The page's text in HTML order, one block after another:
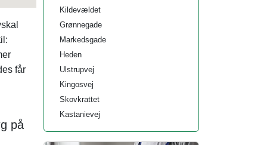
får
på
Kildevældet
Grønnegade
Markedsgade
Heden
Ulstrupvej
Kingosvej
Skovkrattet
Kastanievej